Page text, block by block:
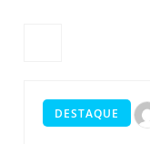
DESTAQUE